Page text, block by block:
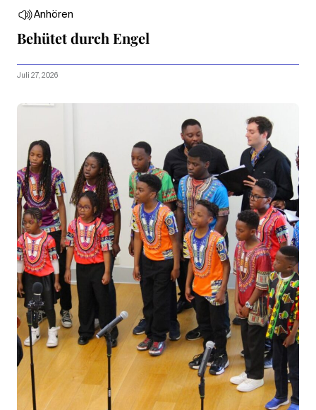
Anhören
Behütet durch Engel
Juli 27, 2026